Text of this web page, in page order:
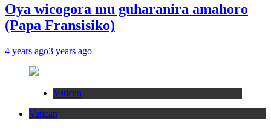
Oya wicogora mu guharanira amahoro
(Papa Fransisiko)
4 years ago3 years ago
Vatican
Vatican